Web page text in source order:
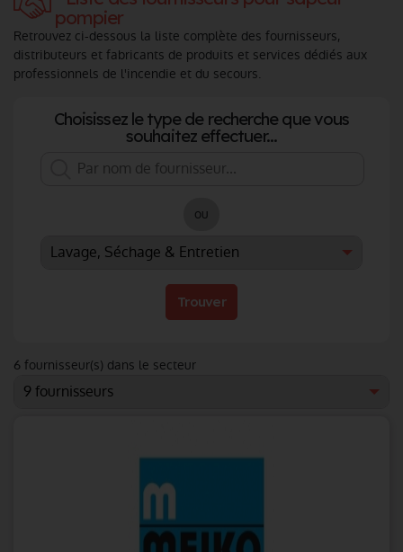
pompier
Retrouvez ci-dessous la liste complète des fournisseurs,
distributeurs et fabricants de produits et services dédiés aux
professionnels de l'incendie et du secours.
Choisissez le type de recherche que vous
souhaitez effectuer...
ou
Trouver
6 fournisseur(s) dans le secteur